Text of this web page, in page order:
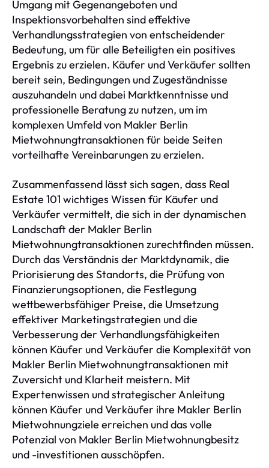
Umgang mit Gegenangeboten und
Inspektionsvorbehalten sind effektive
Verhandlungsstrategien von entscheidender
Bedeutung, um für alle Beteiligten ein positives
Ergebnis zu erzielen. Käufer und Verkäufer sollten
bereit sein, Bedingungen und Zugeständnisse
auszuhandeln und dabei Marktkenntnisse und
professionelle Beratung zu nutzen, um im
komplexen Umfeld von Makler Berlin
Mietwohnungtransaktionen für beide Seiten
vorteilhafte Vereinbarungen zu erzielen.
Zusammenfassend lässt sich sagen, dass Real
Estate 101 wichtiges Wissen für Käufer und
Verkäufer vermittelt, die sich in der dynamischen
Landschaft der Makler Berlin
Mietwohnungtransaktionen zurechtfinden müssen.
Durch das Verständnis der Marktdynamik, die
Priorisierung des Standorts, die Prüfung von
Finanzierungsoptionen, die Festlegung
wettbewerbsfähiger Preise, die Umsetzung
effektiver Marketingstrategien und die
Verbesserung der Verhandlungsfähigkeiten
können Käufer und Verkäufer die Komplexität von
Makler Berlin Mietwohnungtransaktionen mit
Zuversicht und Klarheit meistern. Mit
Expertenwissen und strategischer Anleitung
können Käufer und Verkäufer ihre Makler Berlin
Mietwohnungziele erreichen und das volle
Potenzial von Makler Berlin Mietwohnungbesitz
und -investitionen ausschöpfen.